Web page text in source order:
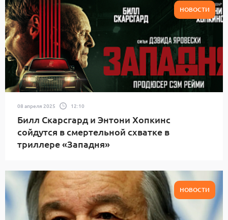
НОВОСТИ
08 апреля 2025 12:10
Билл Скарсгард и Энтони Хопкинс
сойдутся в смертельной схватке в
триллере «Западня»
НОВОСТИ